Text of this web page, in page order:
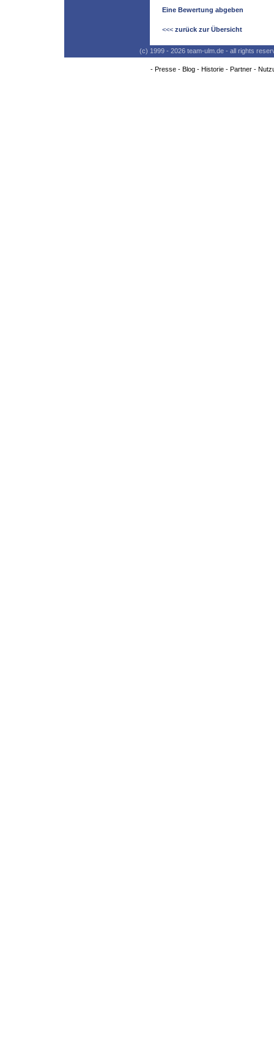
Eine Bewertung abgeben
<<< zurück zur Übersicht
(c) 1999 - 2026 team-ulm.de - all rights
- Presse- Blog- Historie- Partner-